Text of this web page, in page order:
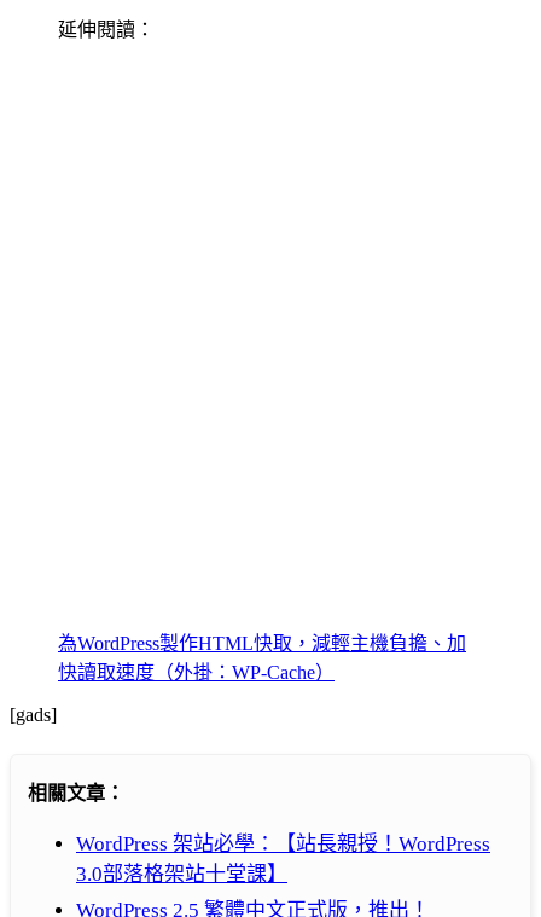
延伸閱讀：
為WordPress製作HTML快取，減輕主機負擔、加
快讀取速度（外掛：WP-Cache）
[gads]
相關文章：
WordPress 架站必學：【站長親授！WordPress
3.0部落格架站十堂課】
WordPress 2.5 繁體中文正式版，推出！